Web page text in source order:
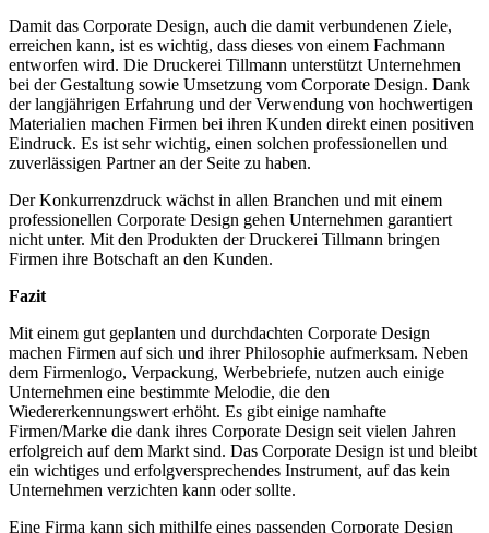
Damit das Corporate Design, auch die damit verbundenen Ziele,
erreichen kann, ist es wichtig, dass dieses von einem Fachmann
entworfen wird. Die Druckerei Tillmann unterstützt Unternehmen
bei der Gestaltung sowie Umsetzung vom Corporate Design. Dank
der langjährigen Erfahrung und der Verwendung von hochwertigen
Materialien machen Firmen bei ihren Kunden direkt einen positiven
Eindruck. Es ist sehr wichtig, einen solchen professionellen und
zuverlässigen Partner an der Seite zu haben.
Der Konkurrenzdruck wächst in allen Branchen und mit einem
professionellen Corporate Design gehen Unternehmen garantiert
nicht unter. Mit den Produkten der Druckerei Tillmann bringen
Firmen ihre Botschaft an den Kunden.
Fazit
Mit einem gut geplanten und durchdachten Corporate Design
machen Firmen auf sich und ihrer Philosophie aufmerksam. Neben
dem Firmenlogo, Verpackung, Werbebriefe, nutzen auch einige
Unternehmen eine bestimmte Melodie, die den
Wiedererkennungswert erhöht. Es gibt einige namhafte
Firmen/Marke die dank ihres Corporate Design seit vielen Jahren
erfolgreich auf dem Markt sind. Das Corporate Design ist und bleibt
ein wichtiges und erfolgversprechendes Instrument, auf das kein
Unternehmen verzichten kann oder sollte.
Eine Firma kann sich mithilfe eines passenden Corporate Design